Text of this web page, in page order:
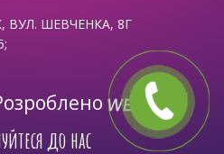
ВУЛ. ШЕВЧЕНКА, 8Г
;
до нас